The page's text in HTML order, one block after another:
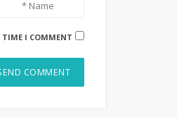
I COMMENT.